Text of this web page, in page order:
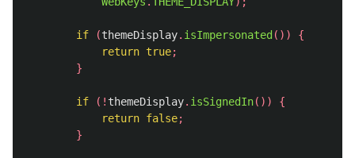
if (themeDisplay. isImpersonated ())
{
return true;
}
if (! themeDisplay. isSignedIn())
{
return false;
}